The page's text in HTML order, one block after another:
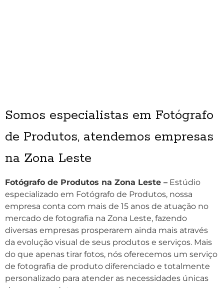
Somos especialistas em Fotógrafo
de Produtos, atendemos empresas
na Zona Leste
Fotógrafo de Produtos na Zona Leste – Estúdio
especializado em Fotógrafo de Produtos, nossa
empresa conta com mais de 15 anos de atuação no
mercado de fotografia na Zona Leste, fazendo
diversas empresas prosperarem ainda mais através
da evolução visual de seus produtos e serviços. Mais
do que apenas tirar fotos, nós oferecemos um serviço
de fotografia de produto diferenciado e totalmente
personalizado para atender as necessidades únicas